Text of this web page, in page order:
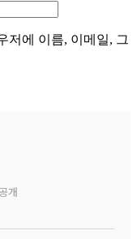
저에 이름, 이메일, 그
개